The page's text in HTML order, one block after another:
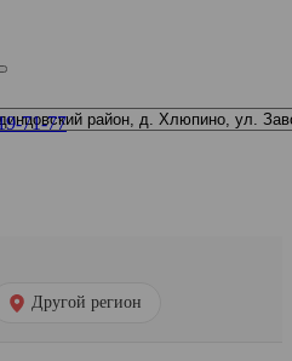
71-77
Другой регион